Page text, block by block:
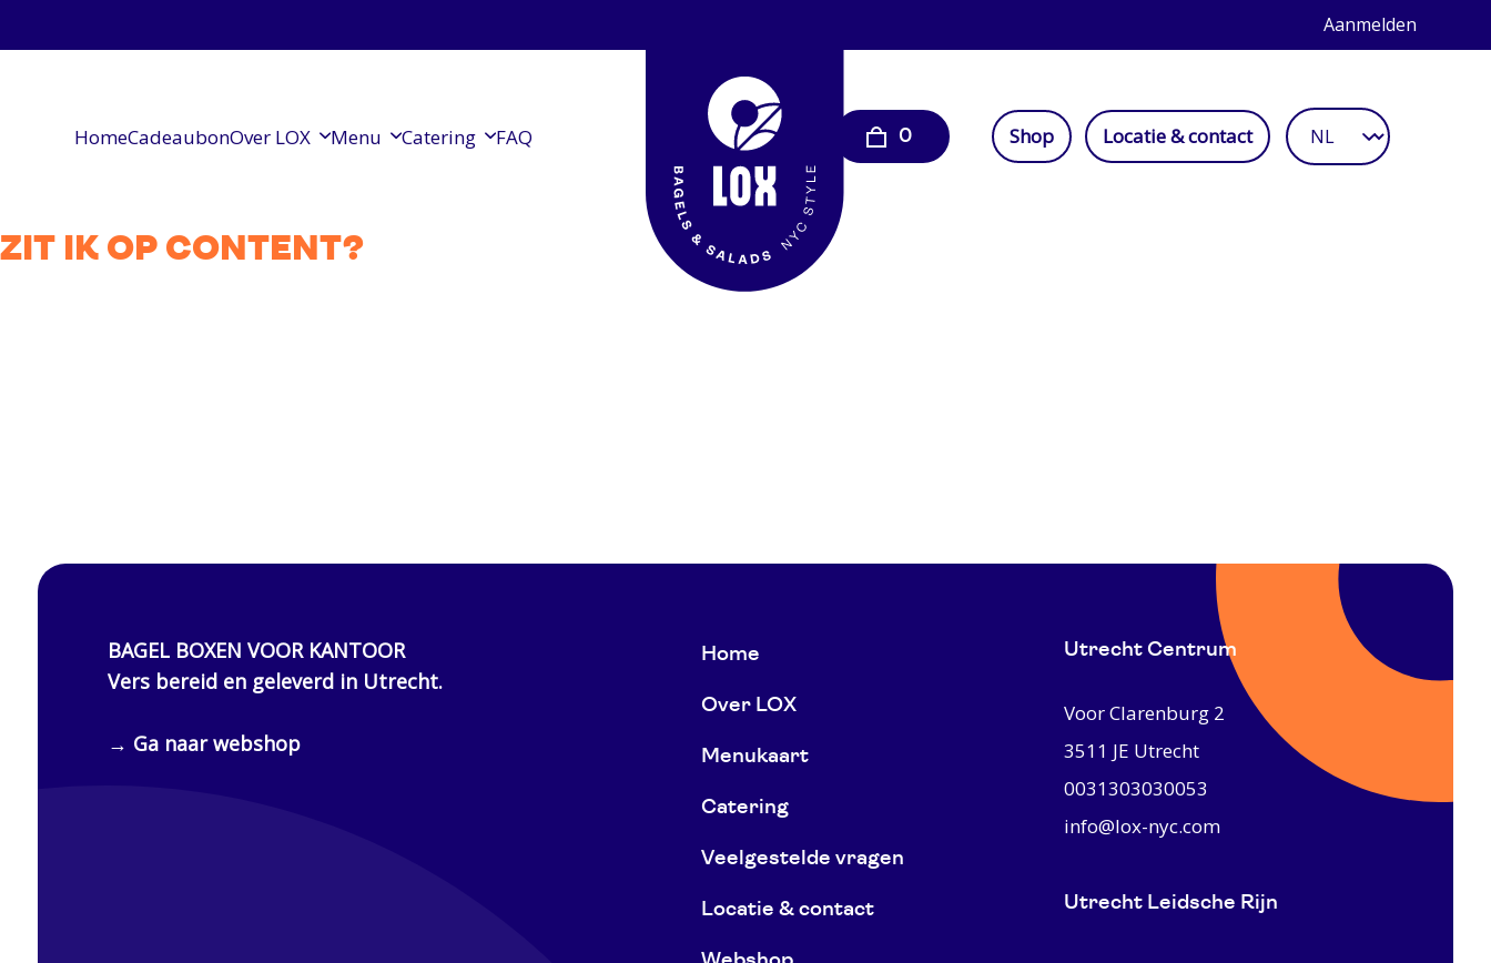
Aanmelden
HomeCadeaubonOver LOX Menu Catering FAQ 0 Shop Locatie & contact
ZIT IK OP CONTENT?
Home
Over LOX
Menukaart
Catering
Veelgestelde vragen
Locatie & contact
Utrecht Centrum
Voor Clarenburg 2
3511 JE Utrecht
0031303030053
info@lox-nyc.com
Utrecht Leidsche Rijn